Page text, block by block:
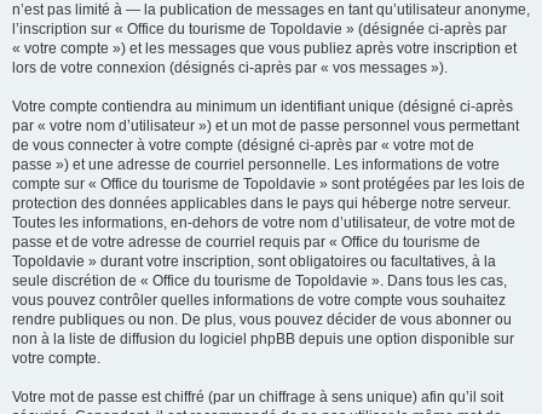
n’est pas limité à — la publication de messages en tant qu’utilisateur anonyme,
l’inscription sur « Office du tourisme de Topoldavie » (désignée ci-après par
« votre compte ») et les messages que vous publiez après votre inscription et
lors de votre connexion (désignés ci-après par « vos messages »).
Votre compte contiendra au minimum un identifiant unique (désigné ci-après
par « votre nom d’utilisateur ») et un mot de passe personnel vous permettant
de vous connecter à votre compte (désigné ci-après par « votre mot de
passe ») et une adresse de courriel personnelle. Les informations de votre
compte sur « Office du tourisme de Topoldavie » sont protégées par les lois de
protection des données applicables dans le pays qui héberge notre serveur.
Toutes les informations, en-dehors de votre nom d’utilisateur, de votre mot de
passe et de votre adresse de courriel requis par « Office du tourisme de
Topoldavie » durant votre inscription, sont obligatoires ou facultatives, à la
seule discrétion de « Office du tourisme de Topoldavie ». Dans tous les cas,
vous pouvez contrôler quelles informations de votre compte vous souhaitez
rendre publiques ou non. De plus, vous pouvez décider de vous abonner ou
non à la liste de diffusion du logiciel phpBB depuis une option disponible sur
votre compte.
Votre mot de passe est chiffré (par un chiffrage à sens unique) afin qu’il soit